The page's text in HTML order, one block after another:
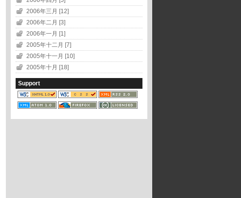
2006年三月 [12]
2006年二月 [3]
2006年一月 [1]
2005年十二月 [7]
2005年十一月 [10]
2005年十月 [18]
Support